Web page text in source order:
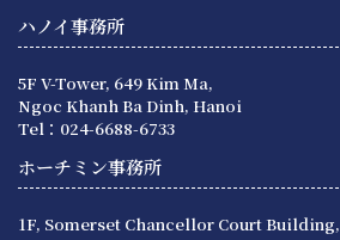
ハノイ事務所
5F V-Tower, 649 Kim Ma,
Ngoc Khanh Ba Dinh, Hanoi
Tel：024-6688-6733
ホーチミン事務所
1F, Somerset Chancellor Court Building,